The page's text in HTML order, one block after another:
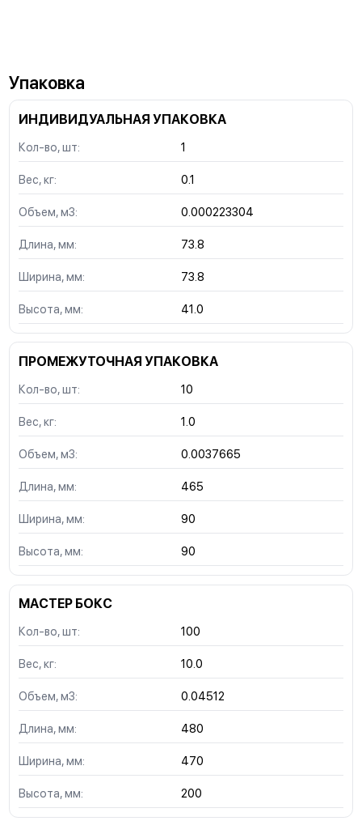
Упаковка
ИНДИВИДУАЛЬНАЯ УПАКОВКА
Кол-во, шт: 1
Вес, кг: 0.1
Объем, м3: 0.000223304
Длина, мм: 73.8
Ширина, мм: 73.8
Высота, мм: 41.0
ПРОМЕЖУТОЧНАЯ УПАКОВКА
Кол-во, шт: 10
Вес, кг: 1.0
Объем, м3: 0.0037665
Длина, мм: 465
Ширина, мм: 90
Высота, мм: 90
МАСТЕР БОКС
Кол-во, шт: 100
Вес, кг: 10.0
Объем, м3: 0.04512
Длина, мм: 480
Ширина, мм: 470
Высота, мм: 200